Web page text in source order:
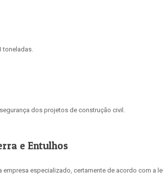
toneladas.
dos projetos de construção civil.
e Entulhos
especializado, certamente de acordo com a